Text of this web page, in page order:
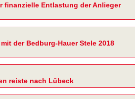
finanzielle Entlastung der Anlieger
der Bedburg-Hauer Stele 2018
reiste nach Lübeck